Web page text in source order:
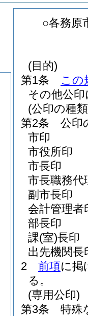
○各務原
(目的)
第1条
この
その他公
(公印の種
第2条
公印
市印
市役所印
市長印
市長職務代
副市長印
会計管理者
部長印
課(室)長印
出先機関長
2
前項に掲
る。
(専用公印)
第3条
特殊